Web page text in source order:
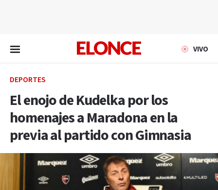
VIVO
DEPORTES
El enojo de Kudelka por los
homenajes a Maradona en la
previa al partido con Gimnasia